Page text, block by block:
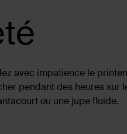
avec impatience le
pendant des heures
ou une jupe fluide.